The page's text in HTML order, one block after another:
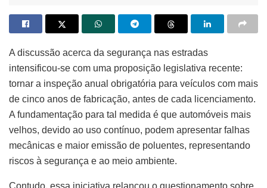
A discussão acerca da segurança nas estradas
intensificou-se com uma proposição legislativa recente:
tornar a inspeção anual obrigatória para veículos com mais
de cinco anos de fabricação, antes de cada licenciamento.
A fundamentação para tal medida é que automóveis mais
velhos, devido ao uso contínuo, podem apresentar falhas
mecânicas e maior emissão de poluentes, representando
riscos à segurança e ao meio ambiente.
Contudo, essa iniciativa relançou o questionamento sobre